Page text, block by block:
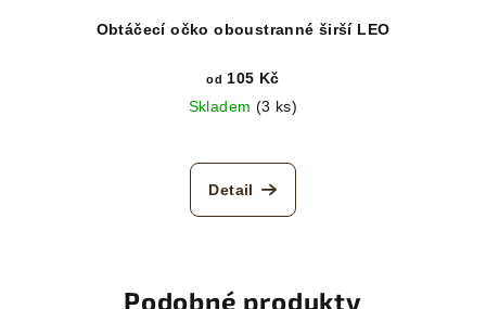
Obtáčecí očko oboustranné širší LEO
od 105 Kč
Skladem (3 ks)
Detail
Podobné produkty